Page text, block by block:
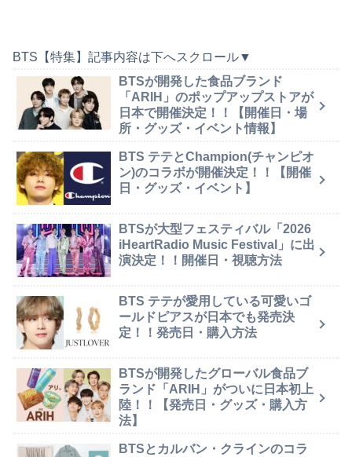
BTS【特集】記事内容は下へスクロール▼
BTSが開発した食品ブランド
「ARIH」のポップアップストアが
日本で開催決定！！【開催日・場
所・グッズ・イベント情報】
BTS テテとChampion(チャンピオ
ン)のコラボが開催決定！！【開催
日・グッズ・イベント】
BTSが大型フェスティバル「2026
iHeartRadio Music Festival」に出
演決定！！開催日・視聴方法
BTS テテが愛用している可愛いゴ
ールドピアスが日本でも発売決
定！！発売日・購入方法
BTSが開発したグローバル食品ブ
ランド「ARIH」がついに日本初上
陸！！【発売日・グッズ・購入方
法】
BTSとカルバン・クラインのコラ